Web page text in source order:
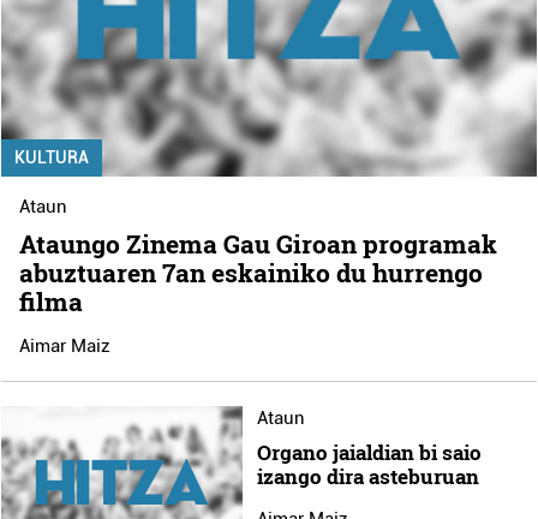
KULTURA
Ataun
Ataungo Zinema Gau Giroan programak
abuztuaren 7an eskainiko du hurrengo
filma
Aimar Maiz
Ataun
Organo jaialdian bi saio
izango dira asteburuan